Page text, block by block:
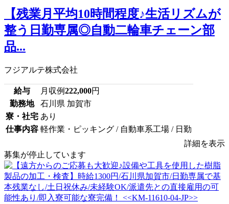
【残業月平均10時間程度♪生活リズムが
整う日勤専属◎自動二輪車チェーン部
品...
フジアルテ株式会社
給与 月収例222,000円
勤務地
石川県 加賀市
寮・社宅 あり
仕事内容 軽作業・ピッキング / 自動車系工場 / 日勤
詳細を表示
募集が停止しています